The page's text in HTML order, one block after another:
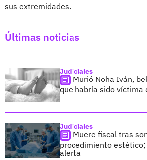
sus extremidades.
Últimas noticias
Judiciales
Murió Noha Iván,
que habría sido víctima
Judiciales
Muere fiscal tras
procedimiento
alerta